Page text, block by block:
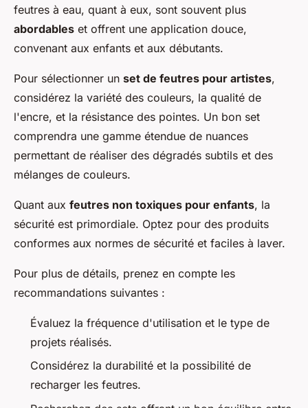
feutres à eau, quant à eux, sont souvent plus
abordables et offrent une application douce,
convenant aux enfants et aux débutants.
Pour sélectionner un set de feutres pour artistes,
considérez la variété des couleurs, la qualité de
l'encre, et la résistance des pointes. Un bon set
comprendra une gamme étendue de nuances
permettant de réaliser des dégradés subtils et des
mélanges de couleurs.
Quant aux feutres non toxiques pour enfants, la
sécurité est primordiale. Optez pour des produits
conformes aux normes de sécurité et faciles à laver.
Pour plus de détails, prenez en compte les
recommandations suivantes :
Évaluez la fréquence d'utilisation et le type de
projets réalisés.
Considérez la durabilité et la possibilité de
recharger les feutres.